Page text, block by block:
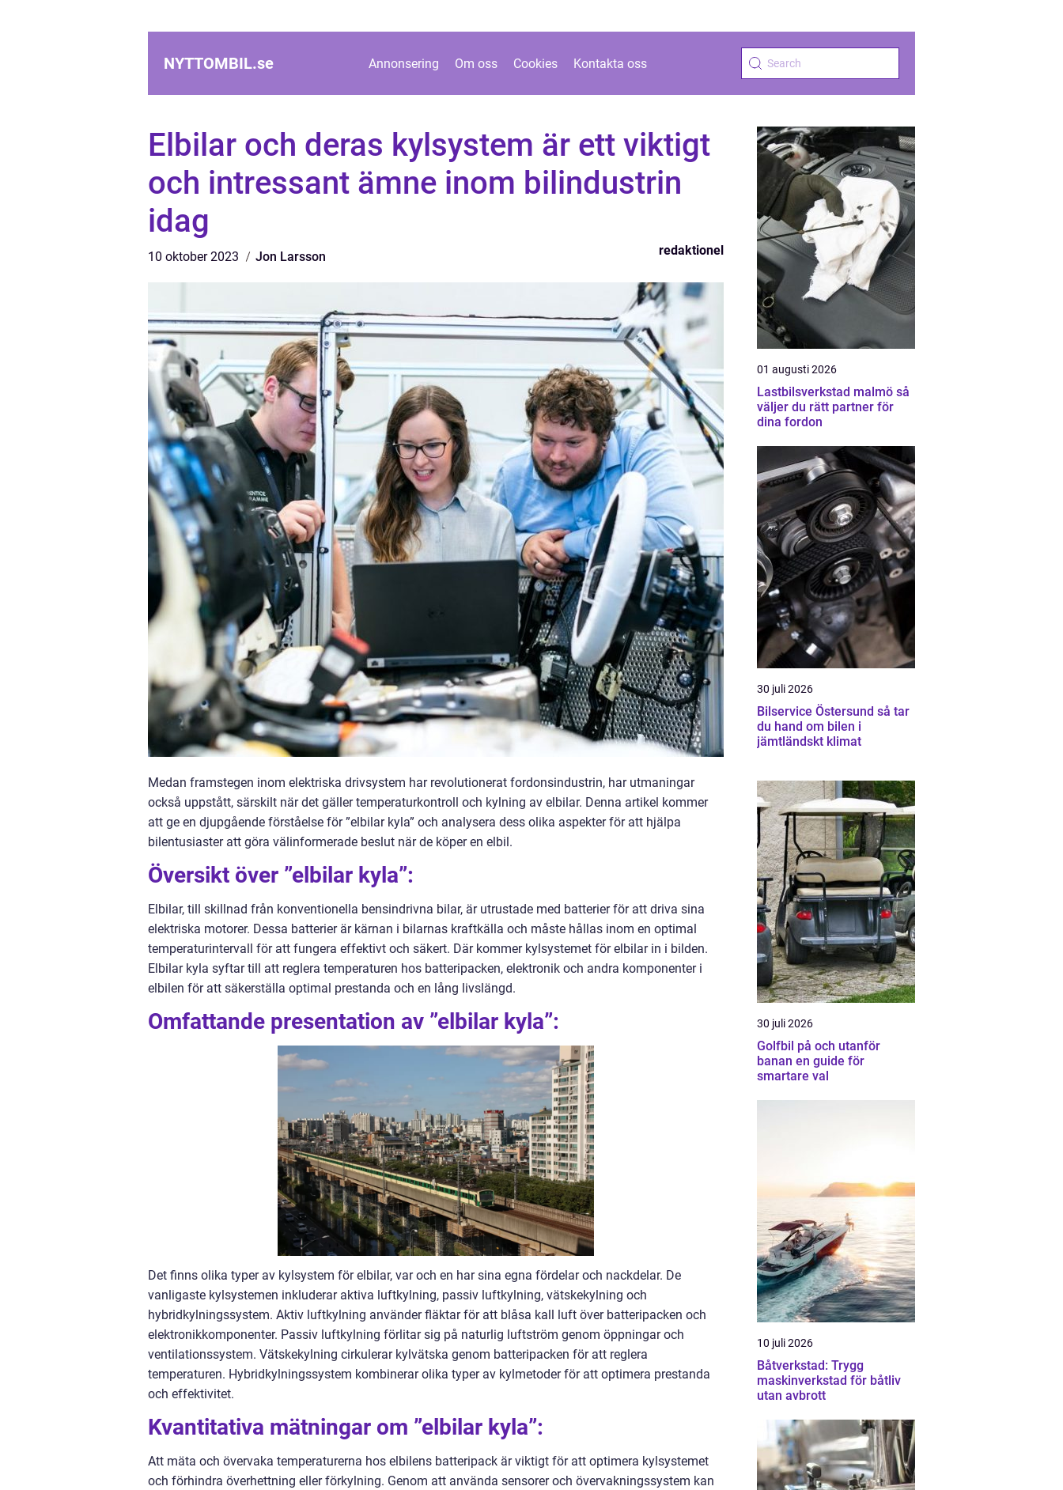
NYTTOMBIL.se Annonsering Om oss Cookies Kontakta oss
Elbilar och deras kylsystem är ett viktigt
och intressant ämne inom bilindustrin
idag
10 oktober 2023 Jon Larsson redaktionel
Medan framstegen inom elektriska drivsystem har revolutionerat fordonsindustrin, har utmaningar
också uppstått, särskilt när det gäller temperaturkontroll och kylning av elbilar. Denna artikel kommer
att ge en djupgående förståelse för ”elbilar kyla” och analysera dess olika aspekter för att hjälpa
bilentusiaster att göra välinformerade beslut när de köper en elbil.
Översikt över ”elbilar kyla”:
Elbilar, till skillnad från konventionella bensindrivna bilar, är utrustade med batterier för att driva sina
elektriska motorer. Dessa batterier är kärnan i bilarnas kraftkälla och måste hållas inom en optimal
temperaturintervall för att fungera effektivt och säkert. Där kommer kylsystemet för elbilar in i bilden.
Elbilar kyla syftar till att reglera temperaturen hos batteripacken, elektronik och andra komponenter i
elbilen för att säkerställa optimal prestanda och en lång livslängd.
Omfattande presentation av ”elbilar kyla”:
Det finns olika typer av kylsystem för elbilar, var och en har sina egna fördelar och nackdelar. De
vanligaste kylsystemen inkluderar aktiva luftkylning, passiv luftkylning, vätskekylning och
hybridkylningssystem. Aktiv luftkylning använder fläktar för att blåsa kall luft över batteripacken och
elektronikkomponenter. Passiv luftkylning förlitar sig på naturlig luftström genom öppningar och
ventilationssystem. Vätskekylning cirkulerar kylvätska genom batteripacken för att reglera
temperaturen. Hybridkylningssystem kombinerar olika typer av kylmetoder för att optimera prestanda
och effektivitet.
Kvantitativa mätningar om ”elbilar kyla”:
Att mäta och övervaka temperaturerna hos elbilens batteripack är viktigt för att optimera kylsystemet
och förhindra överhettning eller förkylning. Genom att använda sensorer och övervakningssystem kan
01 augusti 2026
Lastbilsverkstad malmö så
väljer du rätt partner för
dina fordon
30 juli 2026
Bilservice Östersund så tar
du hand om bilen i
jämtländskt klimat
30 juli 2026
Golfbil på och utanför
banan en guide för
smartare val
10 juli 2026
Båtverkstad: Trygg
maskinverkstad för båtliv
utan avbrott